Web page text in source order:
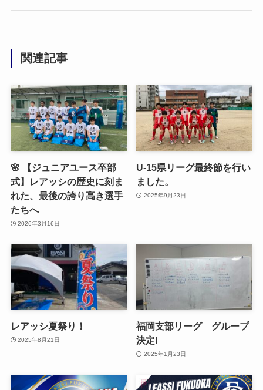
関連記事
🌸 【ジュニアユース卒部
式】レアッシの歴史に刻ま
れた、最後の誇り高き選手
たちへ
2026年3月16日
U-15県リーグ最終節を行い
ました。
2025年9月23日
レアッシ夏祭り！
2025年8月21日
福岡支部リーグ グループ
決定!
2025年1月23日